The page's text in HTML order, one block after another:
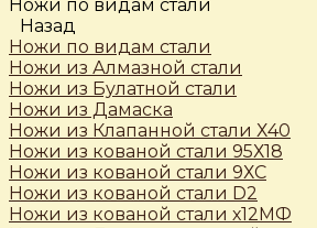
Ножи по видам стали
Назад
Ножи по видам стали
Ножи из Алмазной стали
Ножи из Булатной стали
Ножи из Дамаска
Ножи из Клапанной стали Х40
Ножи из кованой стали 95Х18
Ножи из кованой стали 9ХС
Ножи из кованой стали D2
Ножи из кованой стали х12МФ